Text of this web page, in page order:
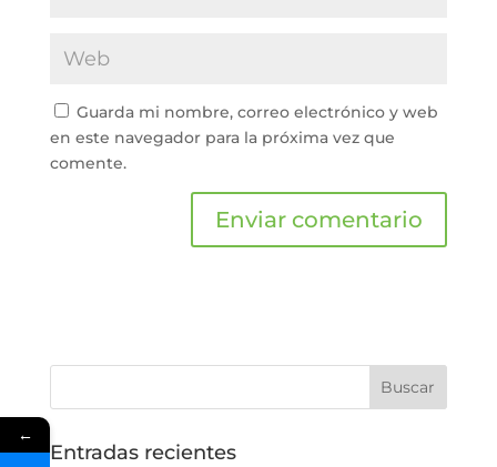
Guarda mi nombre, correo electrónico y web
en este navegador para la próxima vez que
comente.
Entradas recientes
←